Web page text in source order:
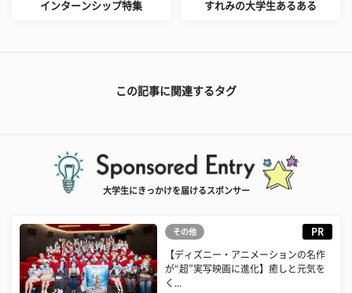
インターンシップ特集 すれみの大学生あるある
この記事に関連するタグ
大学生にきっかけを届けるスポンサー
その他 PR
【ディズニー・アニメーションの名作
が“超”実写映画に進化】癒しと元気を
く...